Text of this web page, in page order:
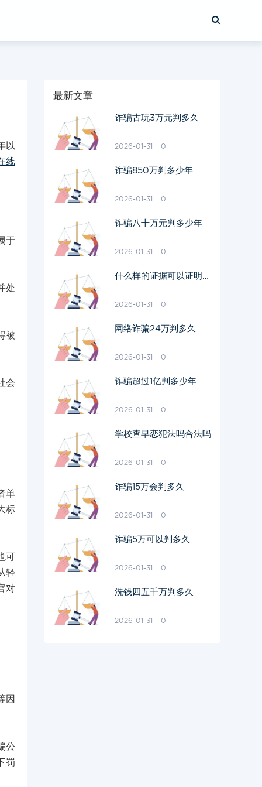
以
线
于
处
被
会
单
标
轻
对
因
公
罚
最新文章
诈骗古玩3万元判多久
2026-01-31 0
诈骗850万判多少年
2026-01-31 0
诈骗八十万元判多少年
2026-01-31 0
什么样的证据可以证明有
2026-01-31 0
网络诈骗24万判多久
2026-01-31 0
诈骗超过1亿判多少年
2026-01-31 0
学校查早恋犯法吗合法吗
2026-01-31 0
诈骗15万会判多久
2026-01-31 0
诈骗5万可以判多久
2026-01-31 0
洗钱四五千万判多久
2026-01-31 0